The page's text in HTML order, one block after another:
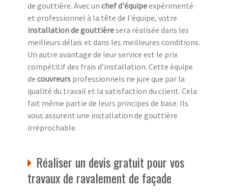
de gouttière. Avec un chef d'équipeexpérimenté
et professionnel à la tête de l'équipe, votre
installation de gouttièresera réalisée dans les
meilleurs délais et dans les meilleures conditions.
Un autre avantage de leur service est le prix
compétitif des frais d'installation. Cette équipe
de couvreurs professionnels ne jure que par la
qualité du travail et la satisfaction du client. Cela
fait même partie de leurs principes de base. Ils
vous assurent une installation de gouttière
irréprochable.
Réaliser un devis gratuit pour vos
travaux de ravalement de façade